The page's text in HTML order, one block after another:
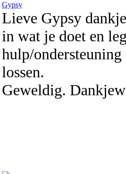
Gypsy
Lieve Gypsy
in wat je doet en
hulp/ondersteuning
lossen.
Geweldig.